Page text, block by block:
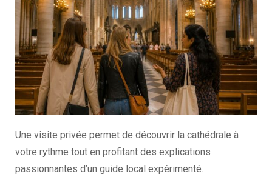
Une visite privée permet de découvrir la cathédrale à
votre rythme tout en profitant des explications
passionnantes d’un guide local expérimenté.